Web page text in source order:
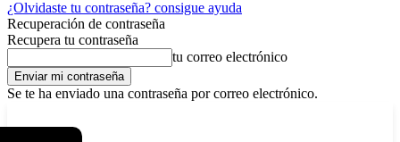
¿Olvidaste tu contraseña? consigue ayuda
Recuperación de contraseña
Recupera tu contraseña
tu correo electrónico
Se te ha enviado una contraseña por correo electrónico.